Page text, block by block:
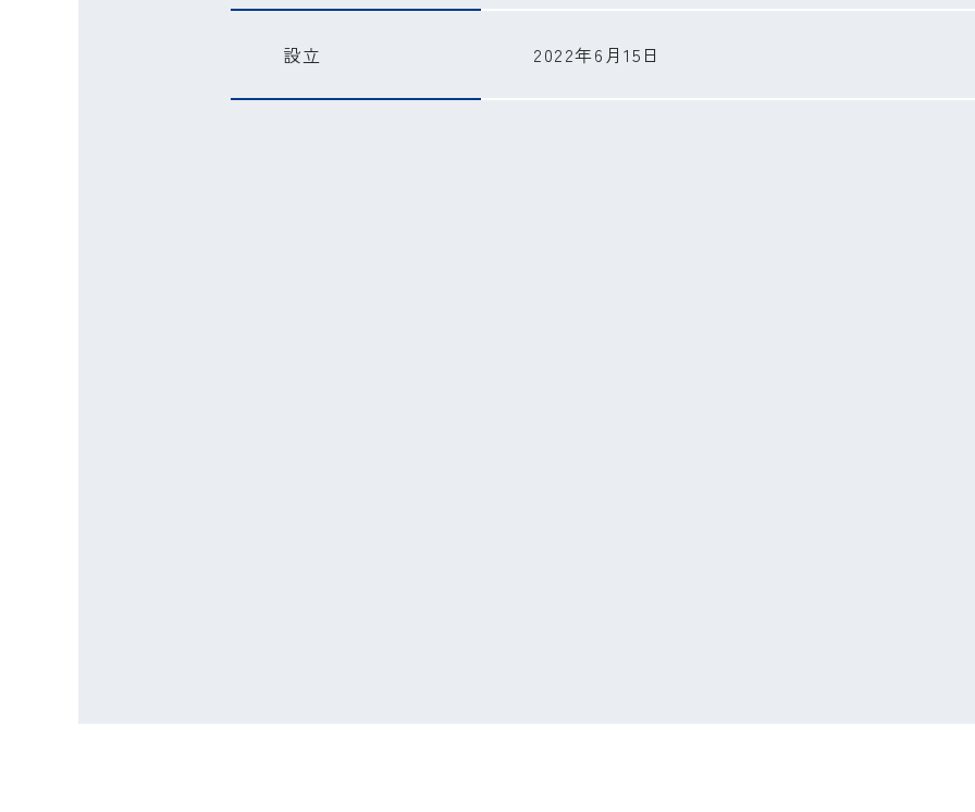
設立 2022年6月15日